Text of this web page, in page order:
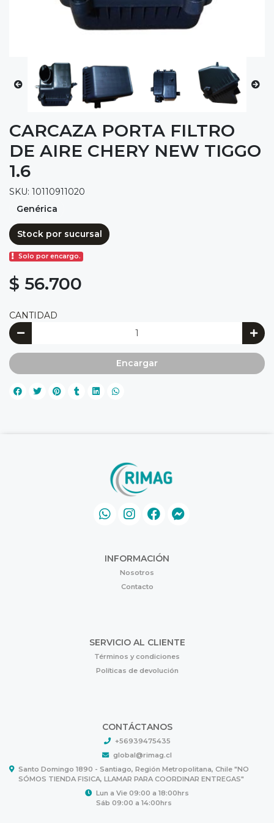
CARCAZA PORTA FILTRO
DE AIRE CHERY NEW TIGGO
1.6
SKU: 10110911020
Genérica
Stock por sucursal
Solo por encargo.
$ 56.700
CANTIDAD
Encargar
INFORMACIÓN
Nosotros
Contacto
SERVICIO AL CLIENTE
Términos y condiciones
Políticas de devolución
CONTÁCTANOS
+56939475435
global@rimag.cl
Santo Domingo 1890 - Santiago, Región Metropolitana, Chile "NO
SÓMOS TIENDA FISICA, LLAMAR PARA COORDINAR ENTREGAS"
Lun a Vie 09:00 a 18:00hrs
Sáb 09:00 a 14:00hrs